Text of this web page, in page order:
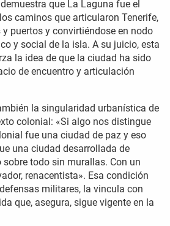
que La Laguna fue el
caminos que articularon Tenerife,
puertos y convirtiéndose en nodo
y social de la isla. A su juicio, esta
la idea de que la ciudad ha sido
de encuentro y articulación
la singularidad urbanística de
colonial: «Si algo nos distingue
fue una ciudad de paz y eso
una ciudad desarrollada de
sobre todo sin murallas. Con un
renacentista». Esa condición
militares, la vincula con
que, asegura, sigue vigente en la